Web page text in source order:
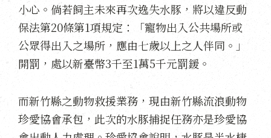
小心。倘若飼主未來再次逸失水豚，將以違反動
保法第20條第1項規定：「寵物出入公共場所或
公眾得出入之場所，應由七歲以上之人伴同。」
開罰，處以新臺幣3千至1萬5千元罰鍰。
而新竹縣之動物救援業務，現由新竹縣流浪動物
珍愛協會承包，此次的水豚捕捉任務亦是珍愛協